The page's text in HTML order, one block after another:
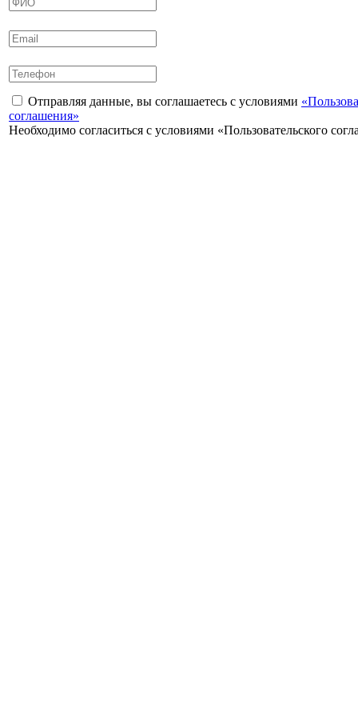
Отправляя данные, вы соглашаетесь с условиями
соглашения»
Необходимо согласиться с условиями «Пользовательского